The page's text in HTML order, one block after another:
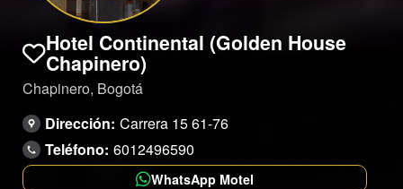
Hotel Continental (Golden House
Chapinero)
Chapinero, Bogotá
Dirección: Carrera 15 61-76
Teléfono: 6012496590
WhatsApp Motel